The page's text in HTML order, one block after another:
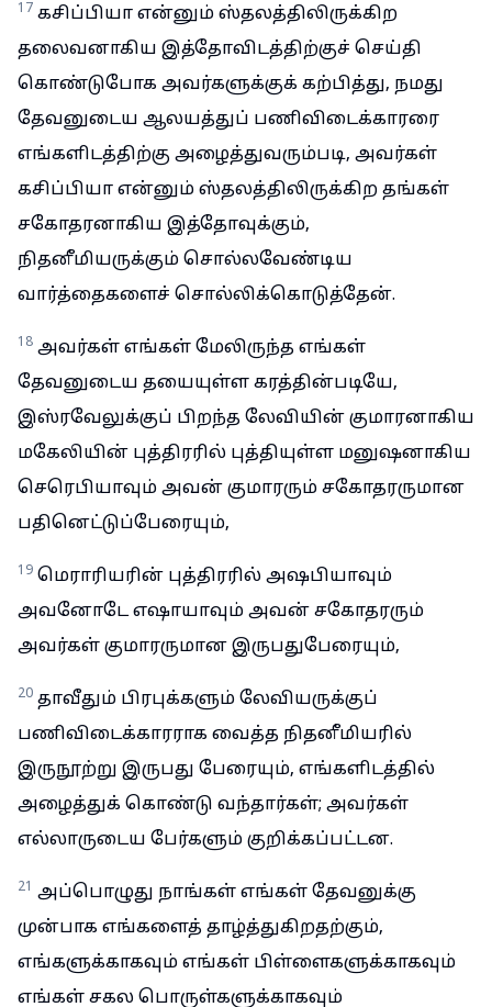
17 கசிப்பியா என்னும் ஸ்தலத்திலிருக்கிற
தலைவனாகிய இத்தோவிடத்திற்குச் செய்தி
கொண்டுபோக அவர்களுக்குக் கற்பித்து, நமது
தேவனுடைய ஆலயத்துப் பணிவிடைக்காரரை
எங்களிடத்திற்கு அழைத்துவரும்படி, அவர்கள்
கசிப்பியா என்னும் ஸ்தலத்திலிருக்கிற தங்கள்
சகோதரனாகிய இத்தோவுக்கும்,
நிதனீமியருக்கும் சொல்லவேண்டிய
வார்த்தைகளைச் சொல்லிக்கொடுத்தேன்.
18 அவர்கள் எங்கள் மேலிருந்த எங்கள்
தேவனுடைய தயையுள்ள கரத்தின்படியே,
இஸ்ரவேலுக்குப் பிறந்த லேவியின் குமாரனாகிய
மகேலியின் புத்திரரில் புத்தியுள்ள மனுஷனாகிய
செரெபியாவும் அவன் குமாரரும் சகோதரருமான
பதினெட்டுப்பேரையும்,
19 மெராரியரின் புத்திரரில் அஷபியாவும்
அவனோடே எஷாயாவும் அவன் சகோதரரும்
அவர்கள் குமாரருமான இருபதுபேரையும்,
20 தாவீதும் பிரபுக்களும் லேவியருக்குப்
பணிவிடைக்காரராக வைத்த நிதனீமியரில்
இருநூற்று இருபது பேரையும், எங்களிடத்தில்
அழைத்துக் கொண்டு வந்தார்கள்; அவர்கள்
எல்லாருடைய பேர்களும் குறிக்கப்பட்டன.
21 அப்பொழுது நாங்கள் எங்கள் தேவனுக்கு
முன்பாக எங்களைத் தாழ்த்துகிறதற்கும்,
எங்களுக்காகவும் எங்கள் பிள்ளைகளுக்காகவும்
எங்கள் சகல பொருள்களுக்காகவும்